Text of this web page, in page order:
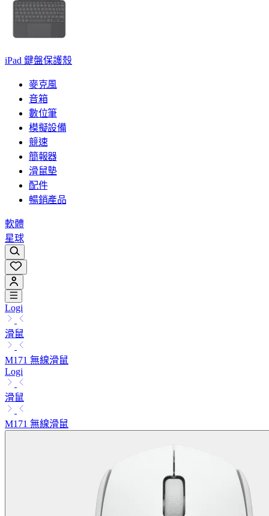
iPad 鍵盤保護殼
麥克風
音箱
數位筆
模擬設備
競速
簡報器
滑鼠墊
配件
暢銷產品
軟體
星球
Logi
滑鼠
M171 無線滑鼠
Logi
滑鼠
M171 無線滑鼠